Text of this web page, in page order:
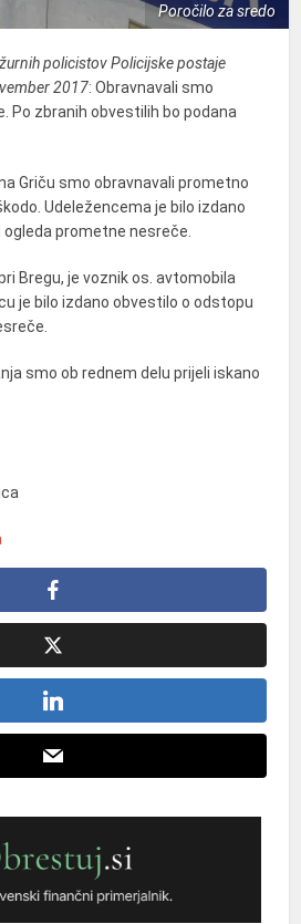
Poročilo za sredo
policistov Policijske postaje
2017: Obravnavali smo
Po zbranih obvestilih bo podana
Griču smo obravnavali prometno
Udeležencema je bilo izdano
prometne nesreče.
Bregu, je voznik os. avtomobila
je bilo izdano obvestilo o odstopu
smo ob rednem delu prijeli iskano